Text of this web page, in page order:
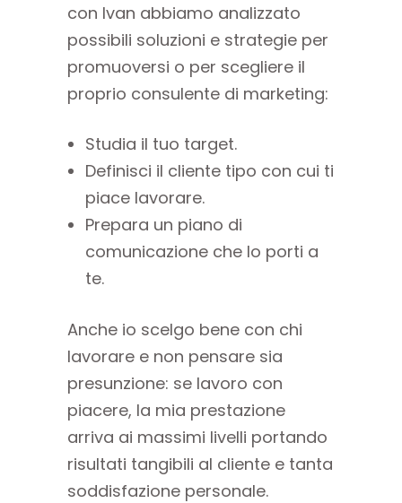
con Ivan abbiamo analizzato
possibili soluzioni e strategie per
promuoversi o per scegliere il
proprio consulente di marketing:
Studia il tuo target.
Definisci il cliente tipo con cui ti
piace lavorare.
Prepara un piano di
comunicazione che lo porti a
te.
Anche io scelgo bene con chi
lavorare e non pensare sia
presunzione: se lavoro con
piacere, la mia prestazione
arriva ai massimi livelli portando
risultati tangibili al cliente e tanta
soddisfazione personale.